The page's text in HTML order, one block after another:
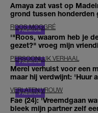
Amaya zat vast op
grond tussen honderden
ROOS MOGGRÉ
'"Roos, waarom heb je
gezet?" vroeg mijn
PERSOONLIJK VERHAAL
Merel verhuist voor een
maar hij verdwijnt: 'Huur
VERLATEN VROUW
Fae (24): 'Vreemdgaan
bleek mijn partner zelf